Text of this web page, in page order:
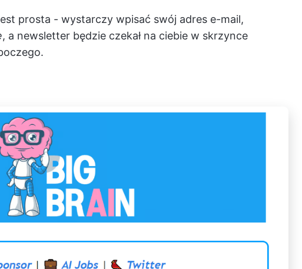
prosta - wystarczy wpisać swój adres e-mail,
, a newsletter będzie czekał na ciebie w skrzynce